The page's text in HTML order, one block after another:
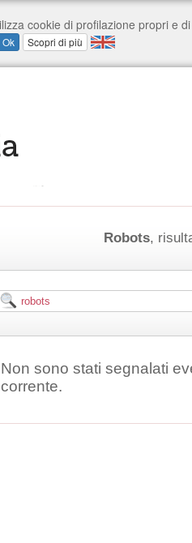
Robots,
Non sono stati segnalati
corrente.